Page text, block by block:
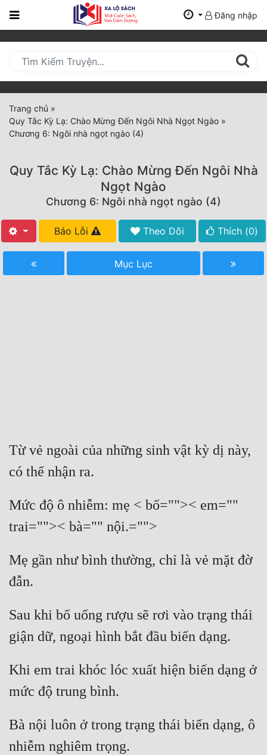
Trang
Mới
Cập
Nhật
(current)
BXH
Truyện Mới Ra
Hoàn Thành
Cung Đấu
Cổ Tiên Hiệp
Du Hí
Dị Giới
Dị Năng
Gia Đấu
Góc Nhìn Nam
Huyền Huyễn
Đăng nhập
Trang chủ »
Quy Tắc Kỳ Lạ: Chào Mừng Đến Ngôi Nhà Ngọt Ngào »
Chương 6: Ngôi nhà ngọt ngào (4)
Quy Tắc Kỳ Lạ: Chào Mừng Đến Ngôi Nhà
Ngọt Ngào
Chương 6: Ngôi nhà ngọt ngào (4)
Báo Lỗi Theo Dõi Thích (0)
Mục Lục
Từ vẻ ngoài của những sinh vật kỳ dị này,
có thể nhận ra.
Mức độ ô nhiễm: mẹ < bố="">< em=""
trai="">< bà="" nội.="">
Mẹ gần như bình thường, chỉ là vẻ mặt đờ
đẫn.
Sau khi bố uống rượu sẽ rơi vào trạng thái
giận dữ, ngoại hình bắt đầu biến dạng.
Khi em trai khóc lóc xuất hiện biến dạng ở
mức độ trung bình.
Bà nội luôn ở trong trạng thái biến dạng, ô
nhiễm nghiêm trọng.